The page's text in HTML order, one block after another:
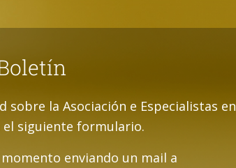
la Asociación e Especialistas en
el siguiente formulario.
enviando un mail a